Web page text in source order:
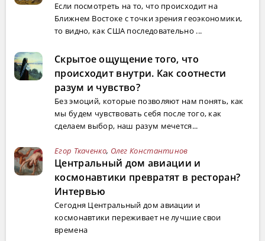
Если посмотреть на то, что происходит на
Ближнем Востоке с точки зрения геоэкономики,
то видно, как США последовательно ...
Скрытое ощущение того, что
происходит внутри. Как соотнести
разум и чувство?
Без эмоций, которые позволяют нам понять, как
мы будем чувствовать себя после того, как
сделаем выбор, наш разум мечется...
Егор Ткаченко, Олег Константинов
Центральный дом авиации и
космонавтики превратят в ресторан?
Интервью
Сегодня Центральный дом авиации и
космонавтики переживает не лучшие свои
времена